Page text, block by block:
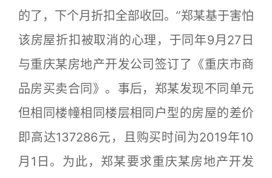
的了，下个月折扣全部收回。”郑某基于害怕
该房屋折扣被取消的心理，于同年9月27日
与重庆某房地产开发公司签订了《重庆市商
品房买卖合同》。事后，郑某发现不同单元
但相同楼幢相同楼层相同户型的房屋的差价
即高达137286元，且购买时间为2019年10
月1日。为此，郑某要求重庆某房地产开发